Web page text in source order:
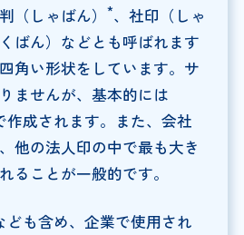
（しゃばん） *、社印（しゃ
ばん）などとも呼ばれます
角い形状をしています。サ
ませんが、基本的には
作成されます。また、会社
他の法人印の中で最も大き
ることが一般的です。
も含め、企業で使用され